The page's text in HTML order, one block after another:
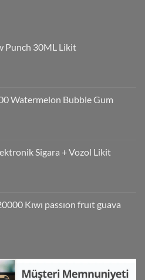
Punch 30ML Likit
Watermelon Bubble Gum
Sigara + Vozol Likit
Kıwı passıon fruıt guava